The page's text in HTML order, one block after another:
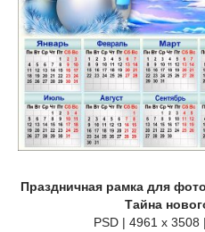
Праздничная рамка для
Тайна
PSD | 4961 х